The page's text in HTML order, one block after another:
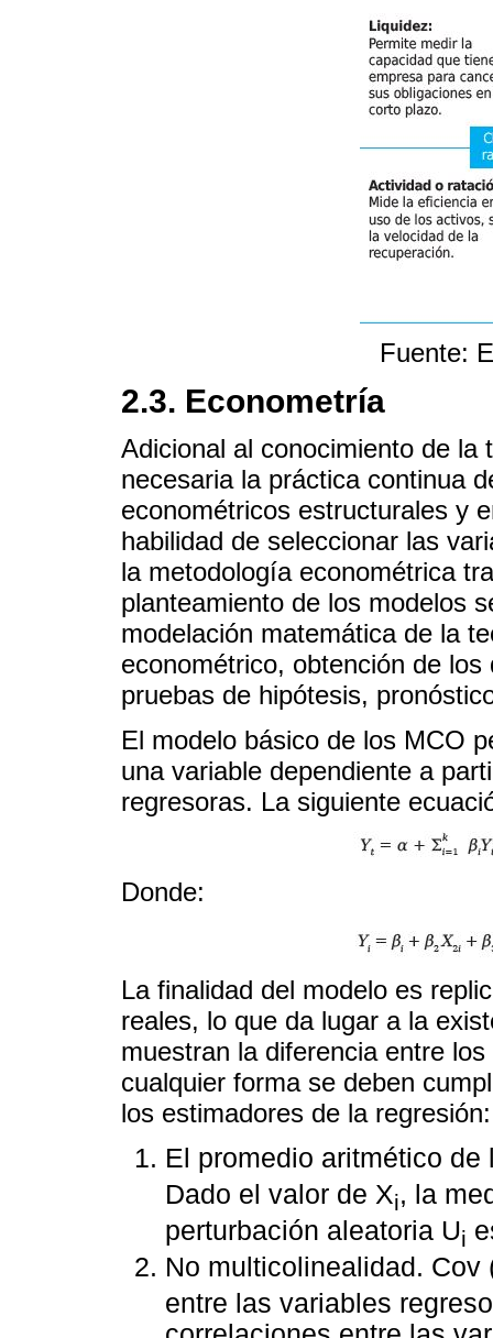
Fuente:
2.3. Econometría
Adicional al conocimiento de
necesaria la práctica continua
econométricos estructurales y
habilidad de seleccionar las
la metodología econométrica
planteamiento de los modelos
modelación matemática de la
econométrico, obtención de
pruebas de hipótesis,
El modelo básico de los MCO
una variable dependiente a
regresoras. La siguiente
Donde:
La finalidad del modelo es
reales, lo que da lugar a la
muestran la diferencia entre
cualquier forma se deben
los estimadores de la regresión:
El promedio aritmético
Dado el valor de Xi, la
perturbación aleatoria Ui
No multicolinealidad. Cov
entre las variables